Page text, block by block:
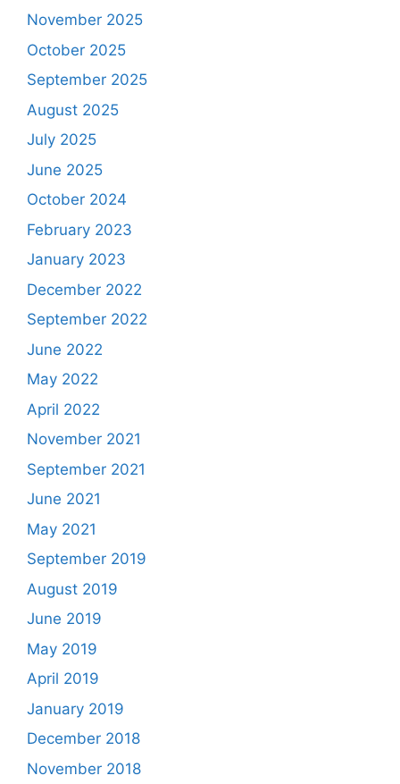
November 2025
October 2025
September 2025
August 2025
July 2025
June 2025
October 2024
February 2023
January 2023
December 2022
September 2022
June 2022
May 2022
April 2022
November 2021
September 2021
June 2021
May 2021
September 2019
August 2019
June 2019
May 2019
April 2019
January 2019
December 2018
November 2018